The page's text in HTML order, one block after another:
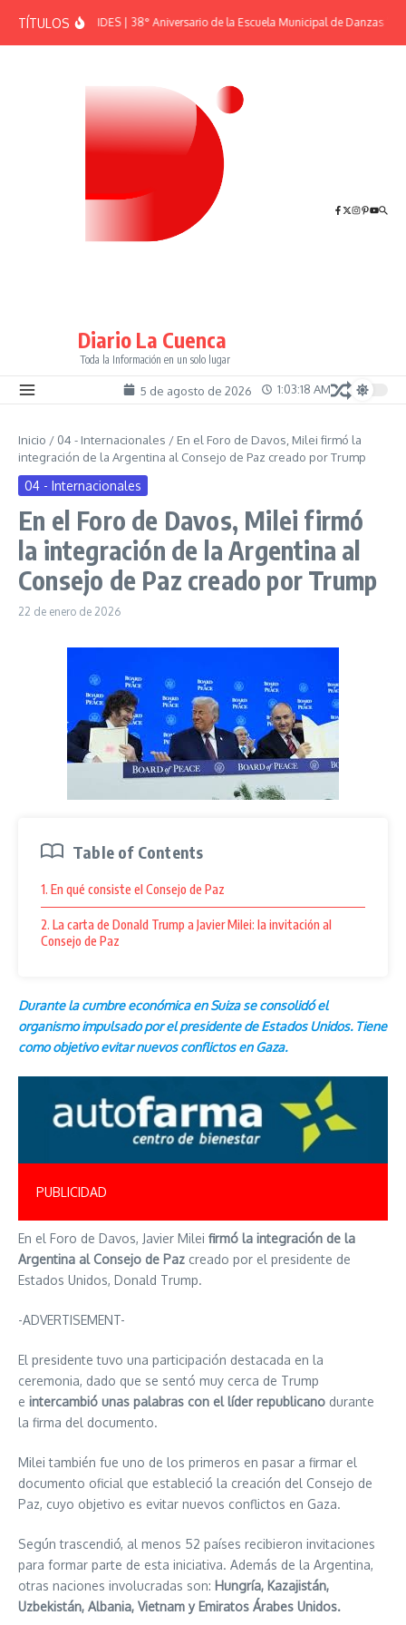
TÍTULOSEFEMÉRIDES | 38° Aniversario de la Escuela Municipal de Danzas “El
Diario La Cuenca
Toda la Información en un solo lugar
5 de agosto de 2026 1:03:19 AM
Inicio / 04 - Internacionales / En el Foro de Davos, Milei firmó la
integración de la Argentina al Consejo de Paz creado por Trump
04 - Internacionales
En el Foro de Davos, Milei firmó
la integración de la Argentina al
Consejo de Paz creado por Trump
22 de enero de 2026
Table of Contents
1. En qué consiste el Consejo de Paz
2. La carta de Donald Trump a Javier Milei: la invitación al
Consejo de Paz
Durante la cumbre económica en Suiza se consolidó el
organismo impulsado por el presidente de Estados Unidos. Tiene
como objetivo evitar nuevos conflictos en Gaza.
PUBLICIDAD
En el Foro de Davos, Javier Milei firmó la integración de la
Argentina al Consejo de Paz creado por el presidente de
Estados Unidos, Donald Trump.
-ADVERTISEMENT-
El presidente tuvo una participación destacada en la
ceremonia, dado que se sentó muy cerca de Trump
e intercambió unas palabras con el líder republicano durante
la firma del documento.
Milei también fue uno de los primeros en pasar a firmar el
documento oficial que estableció la creación del Consejo de
Paz, cuyo objetivo es evitar nuevos conflictos en Gaza.
Según trascendió, al menos 52 países recibieron invitaciones
para formar parte de esta iniciativa. Además de la Argentina,
otras naciones involucradas son: Hungría, Kazajistán,
Uzbekistán, Albania, Vietnam y Emiratos Árabes Unidos.